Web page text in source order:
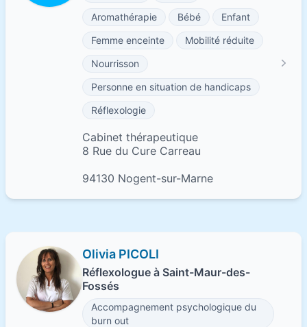
Aromathérapie
Bébé
Enfant
Femme enceinte
Mobilité réduite
Nourrisson
Personne en situation de handicaps
Réflexologie
Cabinet thérapeutique
8 Rue du Cure Carreau
94130 Nogent-sur-Marne
Olivia PICOLI
Réflexologue à Saint-Maur-des-
Fossés
Accompagnement psychologique du
burn out